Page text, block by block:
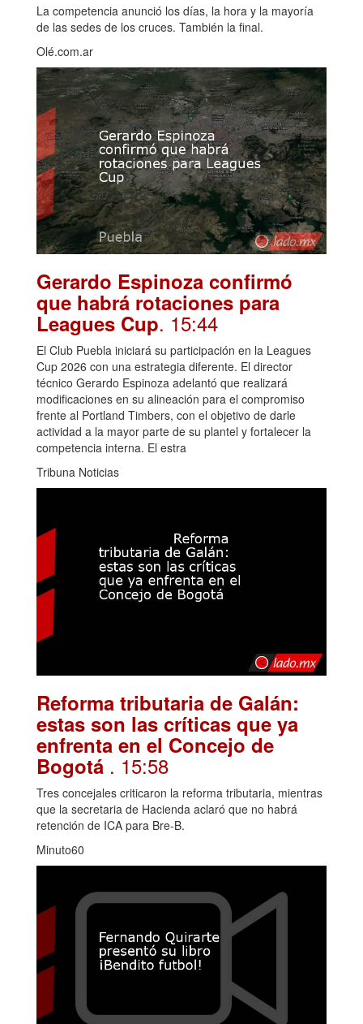
La competencia anunció los días, la hora y la mayoría
de las sedes de los cruces. También la final.
Olé.com.ar
Gerardo Espinoza confirmó
que habrá rotaciones para
Leagues Cup. 15:44
El Club Puebla iniciará su participación en la Leagues
Cup 2026 con una estrategia diferente. El director
técnico Gerardo Espinoza adelantó que realizará
modificaciones en su alineación para el compromiso
frente al Portland Timbers, con el objetivo de darle
actividad a la mayor parte de su plantel y fortalecer la
competencia interna. El estra
Tribuna Noticias
Reforma tributaria de Galán:
estas son las críticas que ya
enfrenta en el Concejo de
Bogotá . 15:58
Tres concejales criticaron la reforma tributaria, mientras
que la secretaria de Hacienda aclaró que no habrá
retención de ICA para Bre-B.
Minuto60